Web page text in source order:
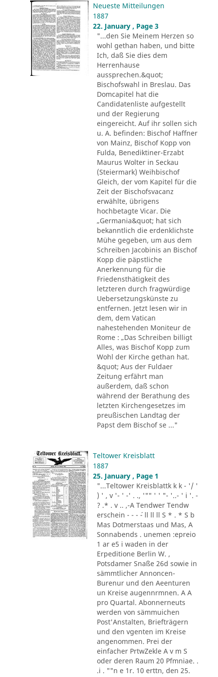
Neueste Mitteilungen
1887
22. January , Page 3
"...den Sie Meinem Herzen so
wohl gethan haben, und bitte
Ich, daß Sie dies dem
Herrenhause
aussprechen.&quot;
Bischofswahl in Breslau. Das
Domcapitel hat die
Candidatenliste aufgestellt
und der Regierung
eingereicht. Auf ihr sollen sich
u. A. befinden: Bischof Haffner
von Mainz, Bischof Kopp von
Fulda, Benediktiner-Erzabt
Maurus Wolter in Seckau
(Steiermark) Weihbischof
Gleich, der vom Kapitel für die
Zeit der Bischofsvacanz
erwählte, übrigens
hochbetagte Vicar. Die
„Germania&quot; hat sich
bekanntlich die erdenklichste
Mühe gegeben, um aus dem
Schreiben Jacobinis an Bischof
Kopp die päpstliche
Anerkennung für die
Friedensthätigkeit des
letzteren durch fragwürdige
Uebersetzungskünste zu
entfernen. Jetzt lesen wir in
dem, dem Vatican
nahestehenden Moniteur de
Rome : „Das Schreiben billigt
Alles, was Bischof Kopp zum
Wohl der Kirche gethan hat.
&quot; Aus der Fuldaer
Zeitung erfährt man
außerdem, daß schon
während der Berathung des
letzten Kirchengesetzes im
preußischen Landtag der
Papst dem Bischof se ..."
Teltower Kreisblatt
1887
25. January , Page 1
"...Teltower Kreisblattk k k - '/ '
) ' , v '- ' -' . ., '"" ' ' "- '..- ' i '. -
? .* . v .. ,-A Tendwer Tendw
erschein - - - ´- ll ll ll S * . * S b
Mas Dotmerstaas und Mas, A
Sonnabends . unemen :epreio
1 ar e5 i waden in der
Erpeditione Berlin W. ,
Potsdamer Snaße 26d sowie in
sämmtlicher Annoncen-
Burenur und den Aeenturen
un Kreise augennrmnen. A A
pro Quartal. Abonnerneuts
werden von sämmuichen
Post'Anstalten, Briefträgern
und den vgenten im Kreise
angenommen. Prei der
einfacher PrtwZekle A v m S
oder deren Raum 20 Pfmniae. .
.i . ""n e 1r. 10 erttn, den 25.